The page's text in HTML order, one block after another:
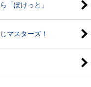
「ぽけっと」
マスターズ！